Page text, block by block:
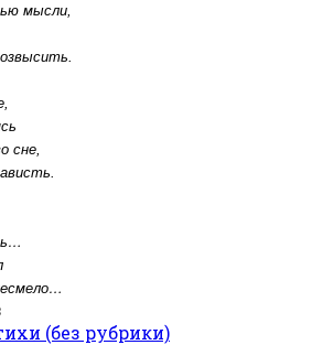
мысли,
сне,
(без рубрики)